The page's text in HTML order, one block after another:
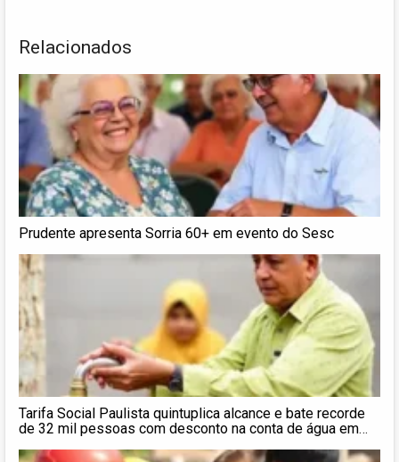
Relacionados
Prudente apresenta Sorria 60+ em evento do Sesc
Tarifa Social Paulista quintuplica alcance e bate recorde
de 32 mil pessoas com desconto na conta de água em